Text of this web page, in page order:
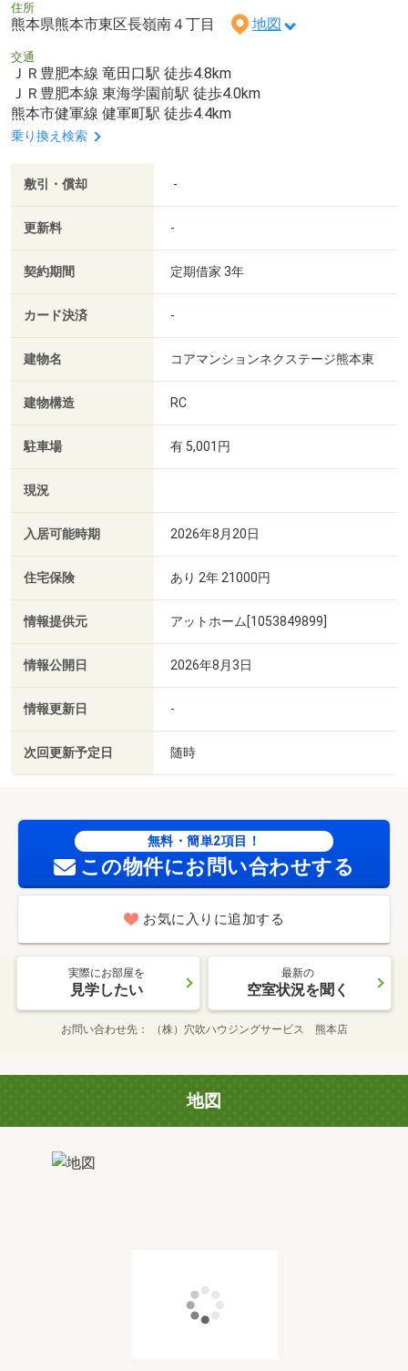
住所
熊本県熊本市東区長嶺南４丁目 地図
交通
ＪＲ豊肥本線 竜田口駅 徒歩4.8km
ＪＲ豊肥本線 東海学園前駅 徒歩4.0km
熊本市健軍線 健軍町駅 徒歩4.4km
乗り換え検索
敷引・償却 -
更新料 -
契約期間 定期借家 3年
カード決済 -
建物名 コアマンションネクステージ熊本東
建物構造 RC
駐車場 有 5,001円
現況
入居可能時期 2026年8月20日
住宅保険 あり 2年 21000円
情報提供元 アットホーム[1053849899]
情報公開日 2026年8月3日
情報更新日 -
次回更新予定日 随時
無料・簡単2項目！
この物件にお問い合わせする
お気に入りに追加する
実際にお部屋を
見学したい
最新の
空室状況を聞く
お問い合わせ先 （株）穴吹ハウジングサービス 熊本店
地図